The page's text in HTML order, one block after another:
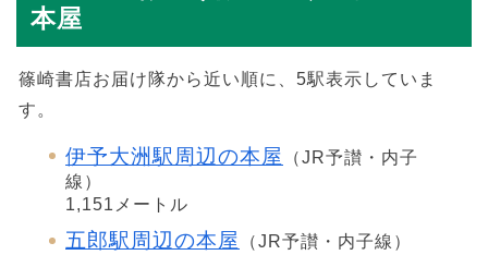
本屋
篠崎書店お届け隊から近い順に、5駅表示していま
す。
伊予大洲駅周辺の本屋
（JR予讃・内子
線）
1,151メートル
五郎駅周辺の本屋
（JR予讃・内子線）